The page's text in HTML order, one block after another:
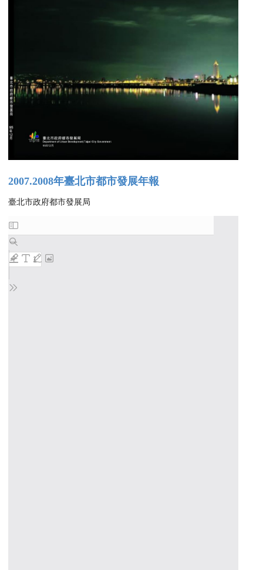
2007.2008年臺北市都市發展年報
臺北市政府都市發展局